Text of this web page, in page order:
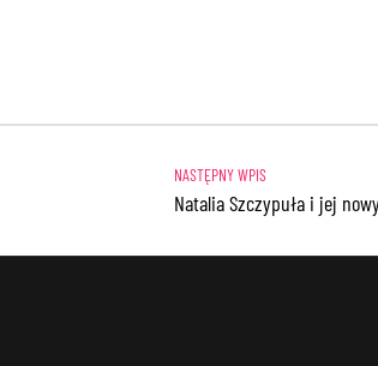
Natalia Szczypuła i jej